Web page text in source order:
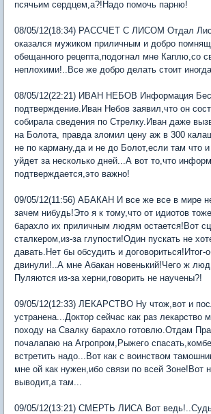
псячьим сердцем,а?!Надо помочь парню!
08/05/12(18:34) РАССЧЕТ С ЛИСОМ Отдал
оказался мужиком приличным и добро
обещанного рецепта,подогнал мне Каплю,со
неплохими!..Все же добро делать стоит
08/05/12(22:21) ИВАН НЕБОВ Информация
подтверждение.Иван Небов заявил,что он
собирала сведения по Стрелку.Иван даже
на Болота, правда зломил цену аж в 300
не по карману,да и не до Болот,если там что
уйдет за несколько дней...А вот то,что
подтверждается,это важно!
09/05/12(11:56) АБАКАН И все же все в мире
зачем нибудь!Это я к тому,что от идиотов
барахло их приличным людям остается!Вот
сталкером,из-за глупости!Один пускать не
давать.Нет бы обсудить и договориться!Итог-
двинули!..А мне Абакан новенький!Чего ж
Пуляются из-за херни,говорить не научены?!
09/05/12(12:33) ЛЕКАРСТВО Ну чтож,вот и
устранена...Доктор сейчас как раз лекарство
походу на Свалку барахло готовлю.Отдам
почалапаю на Агропром,Рыжего
встретить надо...Вот как с воинством
мне ой как нужен,ибо связи по всей Зоне!Вот
выводит,а там...
09/05/12(13:21) СМЕРТЬ ЛИСА Вот